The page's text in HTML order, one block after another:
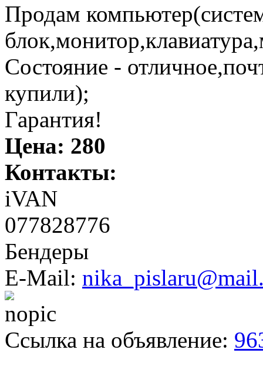
Продам
Состояние -
купили);
Гарантия!
Цена: 280
Контакты:
iVAN
077828776
Бендеры
E-Mail:
Ссылка на объявление: